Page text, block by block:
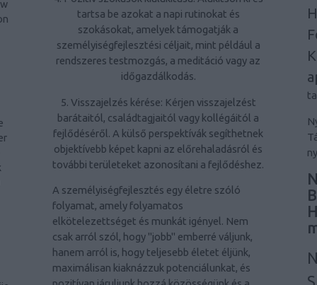
tartsa be azokat a napi rutinokat és
szokásokat, amelyek támogatják a
személyiségfejlesztési céljait, mint például a
rendszeres testmozgás, a meditáció vagy az
időgazdálkodás.
5. Visszajelzés kérése: Kérjen visszajelzést
barátaitól, családtagjaitól vagy kollégáitól a
fejlődéséről. A külső perspektívák segíthetnek
objektívebb képet kapni az előrehaladásról és
további területeket azonosítani a fejlődéshez.
A személyiségfejlesztés egy életre szóló
folyamat, amely folyamatos
elkötelezettséget és munkát igényel. Nem
csak arról szól, hogy "jobb" emberré váljunk,
hanem arról is, hogy teljesebb életet éljünk,
maximálisan kiaknázzuk potenciálunkat, és